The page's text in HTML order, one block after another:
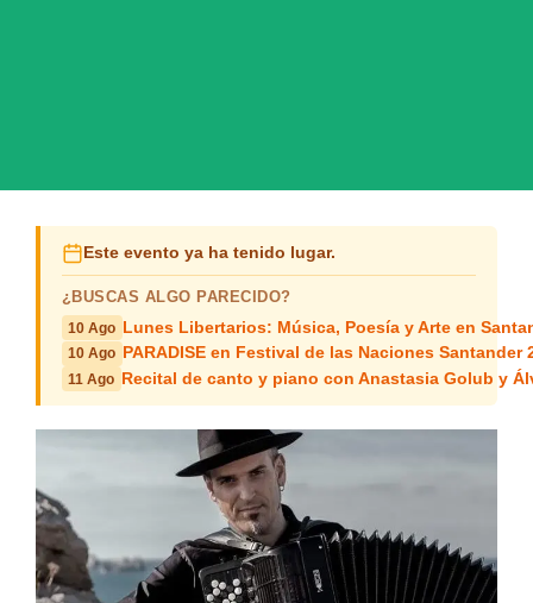
Este evento ya ha tenido lugar.
¿BUSCAS ALGO PARECIDO?
10 Ago Lunes Libertarios: Música, Poesía y Arte en
10 Ago PARADISE en Festival de las Naciones Santander
11 Ago Recital de canto y piano con Anastasia Golub y